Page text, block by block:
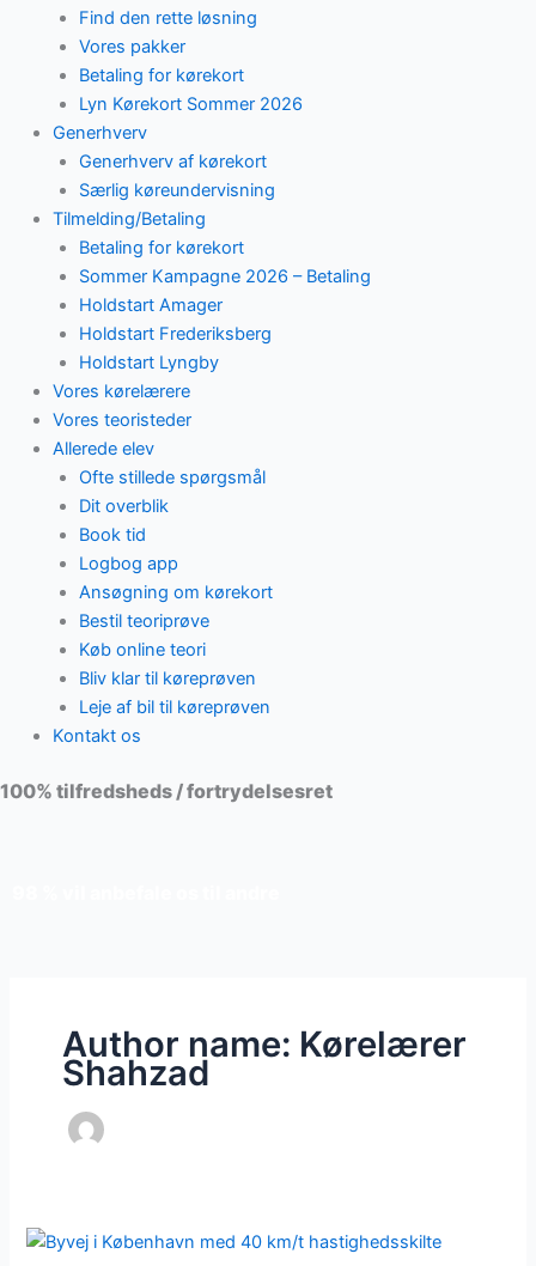
Find den rette løsning
Vores pakker
Betaling for kørekort
Lyn Kørekort Sommer 2026
Generhverv
Generhverv af kørekort
Særlig køreundervisning
Tilmelding/Betaling
Betaling for kørekort
Sommer Kampagne 2026 – Betaling
Holdstart Amager
Holdstart Frederiksberg
Holdstart Lyngby
Vores kørelærere
Vores teoristeder
Allerede elev
Ofte stillede spørgsmål
Dit overblik
Book tid
Logbog app
Ansøgning om kørekort
Bestil teoriprøve
Køb online teori
Bliv klar til køreprøven
Leje af bil til køreprøven
Kontakt os
100% tilfredsheds / fortrydelsesret
Author name: Kørelærer
Shahzad
Hvorfor